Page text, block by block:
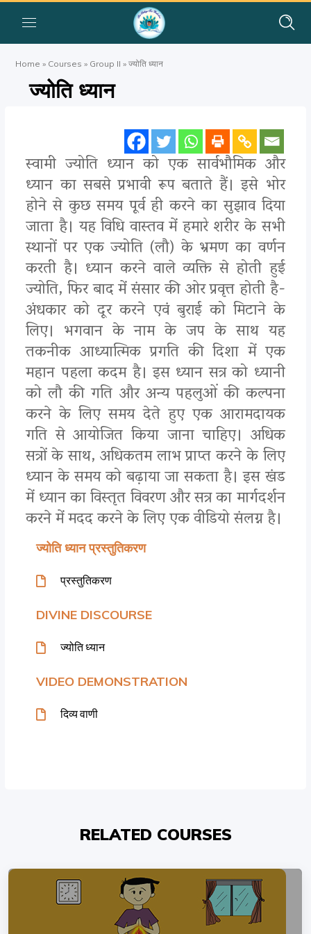
Home » Courses » Group II »ज्योति ध्यान
ज्योति ध्यान
स्वामी ज्योति ध्यान को एक सार्वभौमिक और
ध्यान का सबसे प्रभावी रूप बताते हैं। इसे भोर
होने से कुछ समय पूर्व ही करने का सुझाव दिया
जाता है। यह विधि वास्तव में हमारे शरीर के सभी
स्थानों पर एक ज्योति (लौ) के भ्रमण का वर्णन
करती है। ध्यान करने वाले व्यक्ति से होती हुई
ज्योति, फिर बाद में संसार की ओर प्रवृत्त होती है-
अंधकार को दूर करने एवं बुराई को मिटाने के
लिए। भगवान के नाम के जप के साथ यह
तकनीक आध्यात्मिक प्रगति की दिशा में एक
महान पहला कदम है। इस ध्यान सत्र को ध्यानी
को लौ की गति और अन्य पहलुओं की कल्पना
करने के लिए समय देते हुए एक आरामदायक
गति से आयोजित किया जाना चाहिए। अधिक
सत्रों के साथ, अधिकतम लाभ प्राप्त करने के लिए
ध्यान के समय को बढ़ाया जा सकता है। इस खंड
में ध्यान का विस्तृत विवरण और सत्र का मार्गदर्शन
करने में मदद करने के लिए एक वीडियो संलग्न है।
ज्योति ध्यान प्रस्तुतिकरण
प्रस्तुतिकरण
DIVINE DISCOURSE
ज्योति ध्यान
VIDEO DEMONSTRATION
दिव्य वाणी
RELATED COURSES